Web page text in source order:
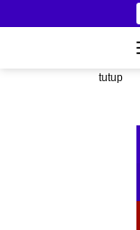
ke
tutup